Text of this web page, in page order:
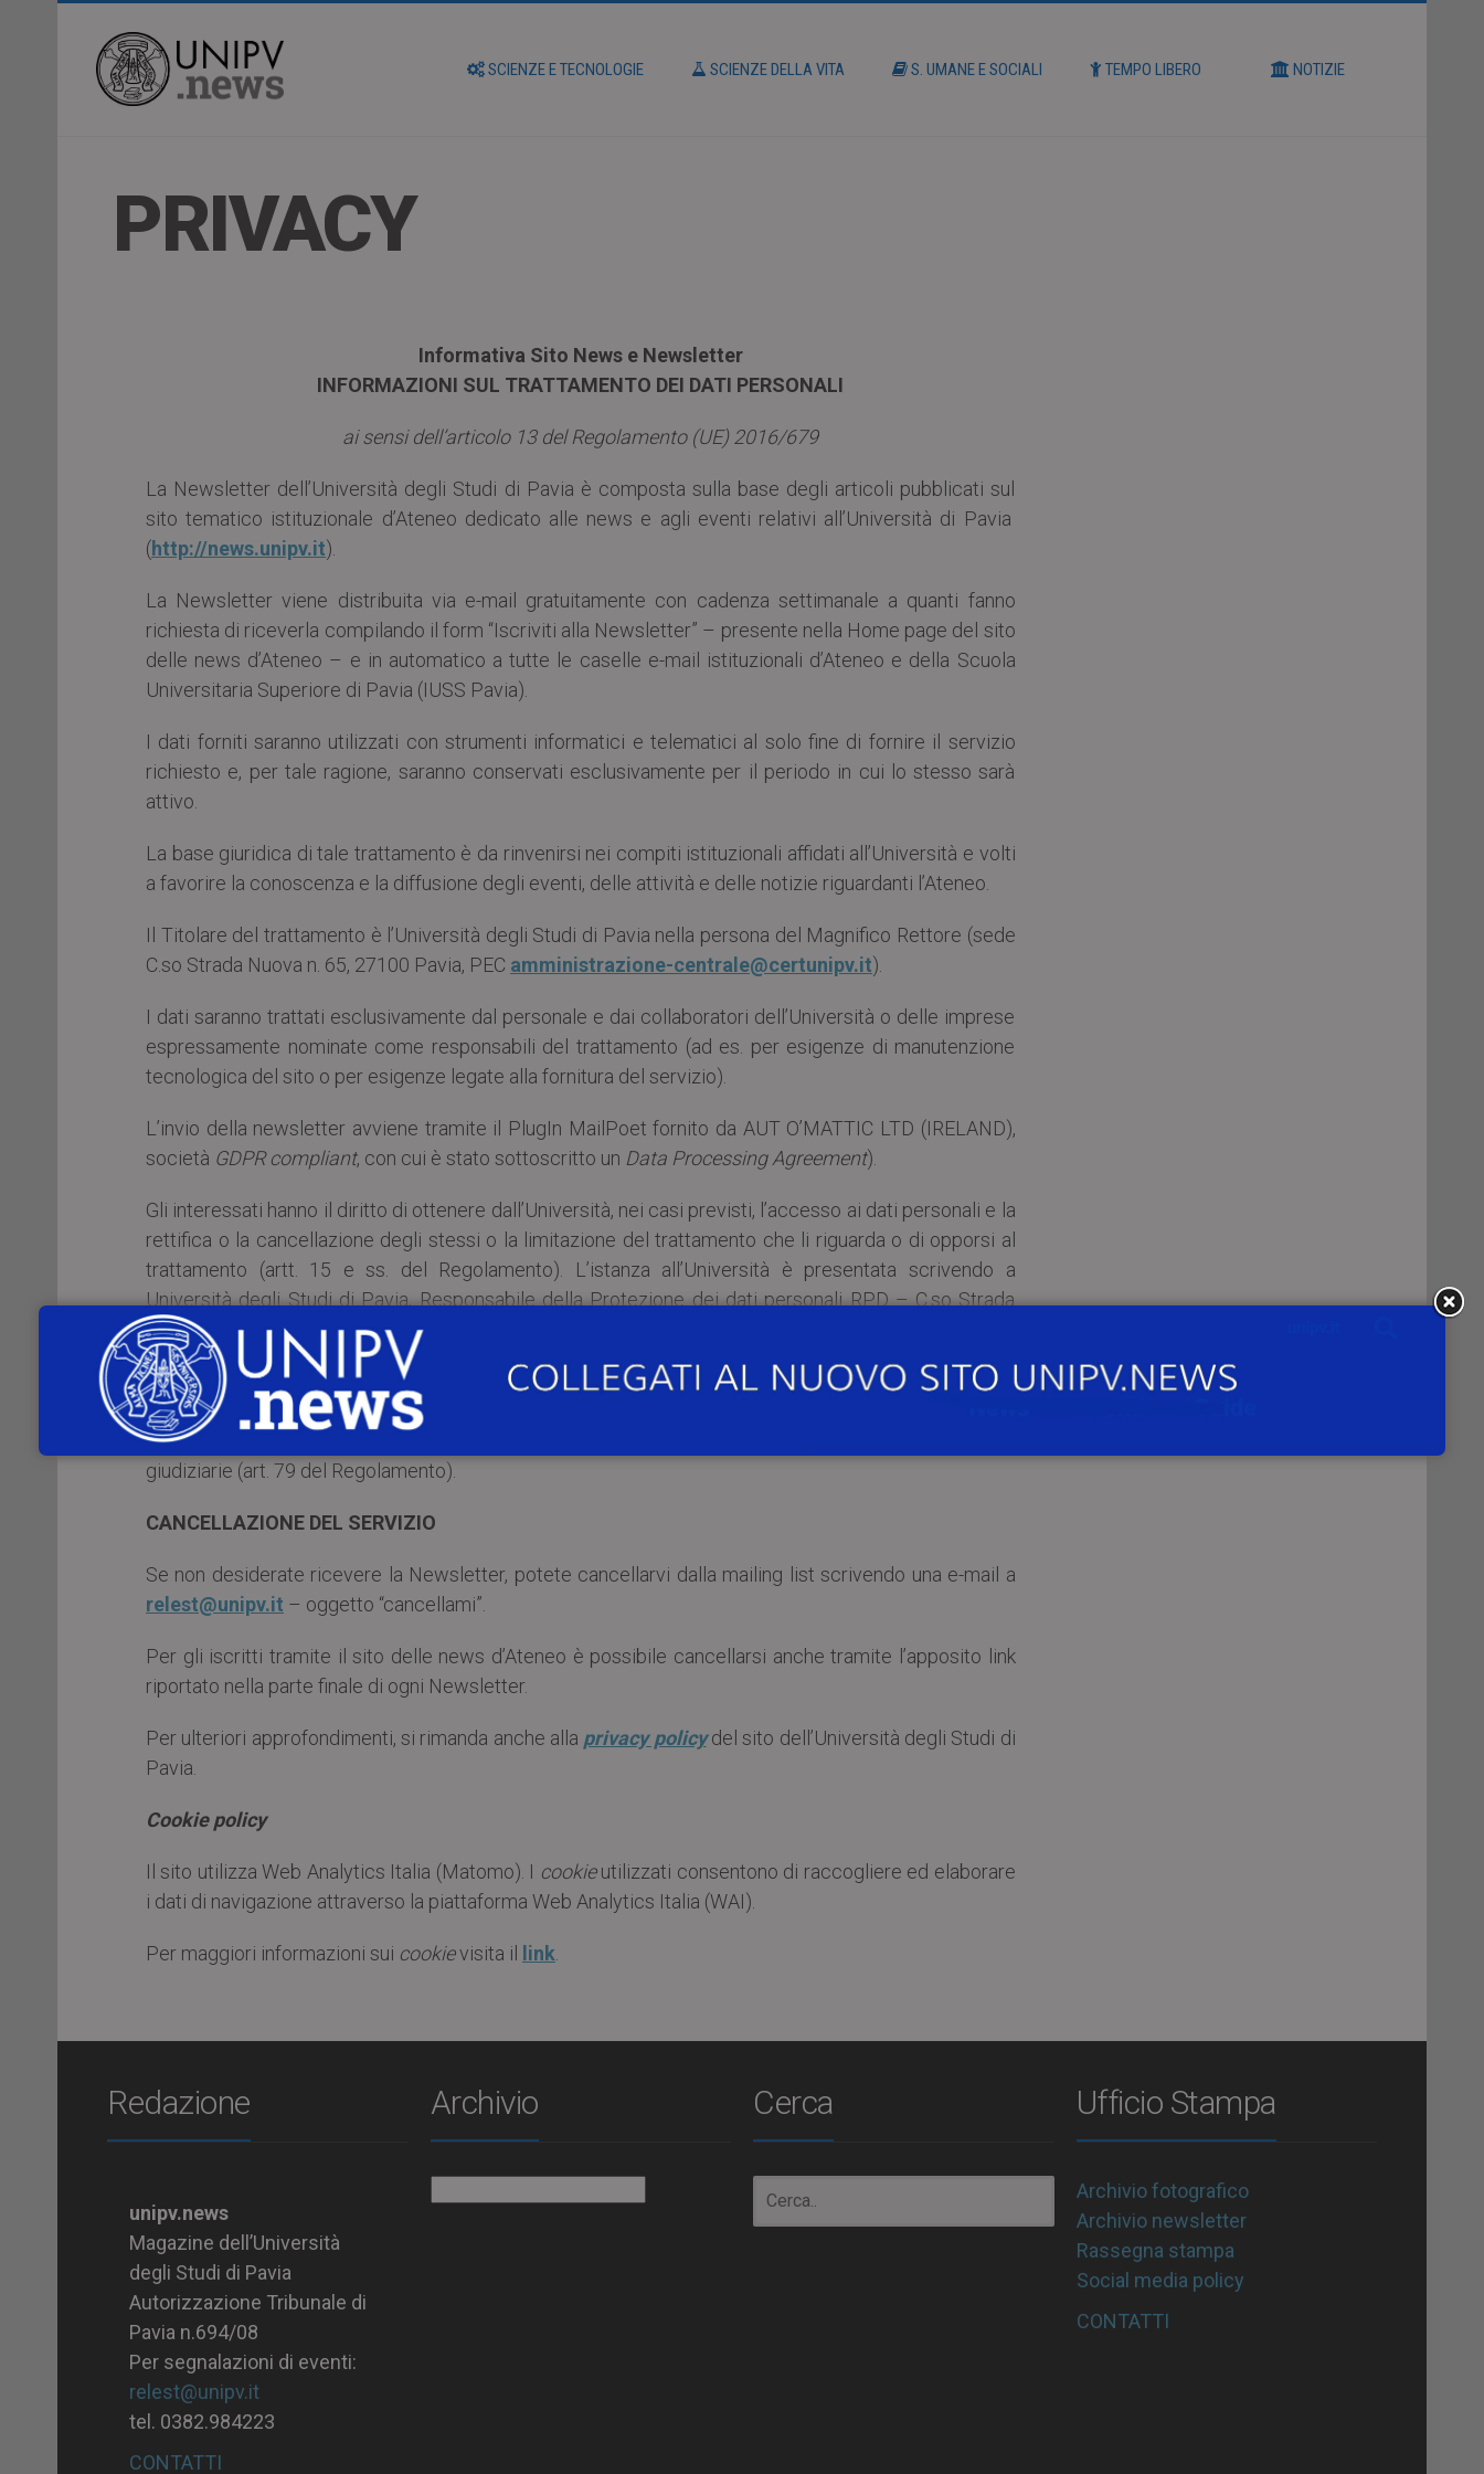
SCIENZE E TECNOLOGIE SCIENZE DELLA VITA S. UMANE E SOCIALI TEMPO LIBERO NOTIZIE
PRIVACY
Informativa Sito News e Newsletter
INFORMAZIONI SUL TRATTAMENTO DEI DATI PERSONALI
ai sensi dell’articolo 13 del Regolamento (UE) 2016/679
La Newsletter dell’Università degli Studi di Pavia è composta sulla base degli articoli pubblicati sul
sito tematico istituzionale d’Ateneo dedicato alle news e agli eventi relativi all’Università di Pavia
(http://news.unipv.it).
La Newsletter viene distribuita via e-mail gratuitamente con cadenza settimanale a quanti fanno
richiesta di riceverla compilando il form “Iscriviti alla Newsletter” – presente nella Home page del sito
delle news d’Ateneo – e in automatico a tutte le caselle e-mail istituzionali d’Ateneo e della Scuola
Universitaria Superiore di Pavia (IUSS Pavia).
I dati forniti saranno utilizzati con strumenti informatici e telematici al solo fine di fornire il servizio
richiesto e, per tale ragione, saranno conservati esclusivamente per il periodo in cui lo stesso sarà
attivo.
La base giuridica di tale trattamento è da rinvenirsi nei compiti istituzionali affidati all’Università e volti
a favorire la conoscenza e la diffusione degli eventi, delle attività e delle notizie riguardanti l’Ateneo.
Il Titolare del trattamento è l’Università degli Studi di Pavia nella persona del Magnifico Rettore (sede
C.so Strada Nuova n. 65, 27100 Pavia, PEC amministrazione-centrale@certunipv.it).
I dati saranno trattati esclusivamente dal personale e dai collaboratori dell’Università o delle imprese
espressamente nominate come responsabili del trattamento (ad es. per esigenze di manutenzione
tecnologica del sito o per esigenze legate alla fornitura del servizio).
L’invio della newsletter avviene tramite il PlugIn MailPoet fornito da AUT O’MATTIC LTD (IRELAND),
società GDPR compliant, con cui è stato sottoscritto un Data Processing Agreement).
Gli interessati hanno il diritto di ottenere dall’Università, nei casi previsti, l’accesso ai dati personali e la
rettifica o la cancellazione degli stessi o la limitazione del trattamento che li riguarda o di opporsi al
trattamento (artt. 15 e ss. del Regolamento). L’istanza all’Università è presentata scrivendo a
Università degli Studi di Pavia, Responsabile della Protezione dei dati personali RPD – C.so Strada
Nuova n. 65, 27100 Pavia, email:privacy@unipv.it
Gli interessati che ritengono che il trattamento dei dati personali a loro riferiti effettuato attraverso
questo servizio avvenga in violazione di quanto previsto dal Regolamento hanno il diritto di proporre
reclamo al Garante, come previsto dall’art. 77 del Regolamento stesso, o di adire le opportune sedi
giudiziarie (art. 79 del Regolamento).
CANCELLAZIONE DEL SERVIZIO
Se non desiderate ricevere la Newsletter, potete cancellarvi dalla mailing list scrivendo una e-mail a
relest@unipv.it – oggetto “cancellami”.
Per gli iscritti tramite il sito delle news d’Ateneo è possibile cancellarsi anche tramite l’apposito link
riportato nella parte finale di ogni Newsletter.
Per ulteriori approfondimenti, si rimanda anche alla privacy policydel sito dell’Università degli Studi di
Pavia.
Cookie policy
Il sito utilizza Web Analytics Italia (Matomo). I cookieutilizzati consentono di raccogliere ed elaborare
i dati di navigazione attraverso la piattaforma Web Analytics Italia (WAI).
Per maggiori informazioni sui cookievisita il link
Redazione
unipv.news
Magazine dell’Università
degli Studi di Pavia
Autorizzazione Tribunale di
Pavia n.694/08
Per segnalazioni di eventi:
relest@unipv.it
tel. 0382.984223
CONTATTI
Archivio Cerca Ufficio Stampa
Archivio fotografico
Archivio newsletter
Rassegna stampa
Social media policy
CONTATTI